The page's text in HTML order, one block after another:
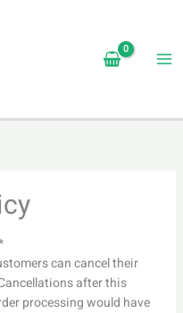
can cancel their
after this
processing would have